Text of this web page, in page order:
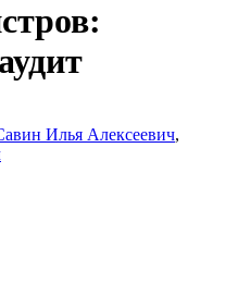
Илья Алексеевич,